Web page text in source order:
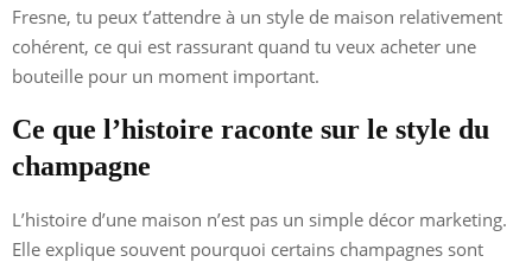
Fresne, tu peux t’attendre à un style de maison relativement
cohérent, ce qui est rassurant quand tu veux acheter une
bouteille pour un moment important.
Ce que l’histoire raconte sur le style du
champagne
L’histoire d’une maison n’est pas un simple décor marketing.
Elle explique souvent pourquoi certains champagnes sont